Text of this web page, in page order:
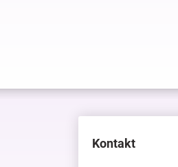
Kontakt